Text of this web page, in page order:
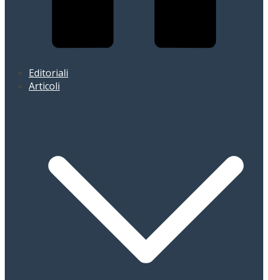
Editoriali
Articoli